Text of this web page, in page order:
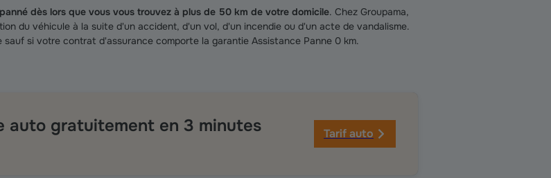
dès lors que vous vous trouvez à plus de 50 km de votre domicile. Chez Groupama,
du véhicule à la suite d'un accident, d'un vol, d'un incendie ou d'un acte de vandalisme.
sauf si votre contrat d'assurance comporte la garantie Assistance Panne 0 km.
auto gratuitement en 3 minutes Tarif auto